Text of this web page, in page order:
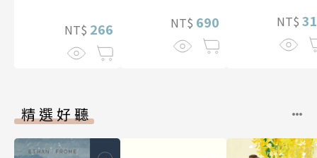
NT$ 266 NT$ 690 NT$
精選好聽